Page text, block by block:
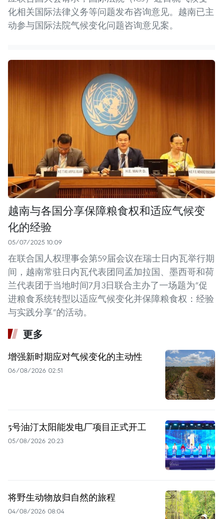
化相关国际法律义务等问题发布咨询意见。越南已主
动参与国际法院气候变化问题咨询意见案。
越南与各国分享保障粮食权和适应气候变
化的经验
05/07/2025 10:09
在联合国人权理事会第59届会议在瑞士日内瓦举行期
间，越南常驻日内瓦代表团同孟加拉国、墨西哥和荷
兰代表团于当地时间7月3日联合主办了一场题为“促
进粮食系统转型以适应气候变化并保障粮食权：经验
与实践分享”的活动。
更多
增强新时期应对气候变化的主动性
06/08/2026 02:51
5号油汀太阳能发电厂项目正式开工
05/08/2026 20:23
将野生动物放归自然的旅程
04/08/2026 08:04